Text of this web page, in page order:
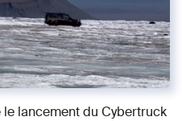
lancement du Cybertruck